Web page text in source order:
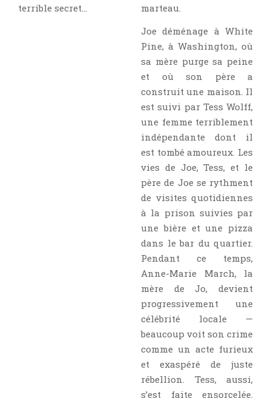
Critiques Express
terrible secret…
marteau.
Joe déménage à White
Pine, à Washington, où
sa mère purge sa peine
et où son père a
construit une maison. Il
est suivi par Tess Wolff,
une femme terriblement
indépendante dont il
est tombé amoureux. Les
vies de Joe, Tess, et le
père de Joe se rythment
de visites quotidiennes
à la prison suivies par
une bière et une pizza
dans le bar du quartier.
Pendant ce temps,
Anne-Marie March, la
mère de Jo, devient
progressivement une
célébrité locale —
beaucoup voit son crime
comme un acte furieux
et exaspéré de juste
rébellion. Tess, aussi,
s’est faite ensorcelée.